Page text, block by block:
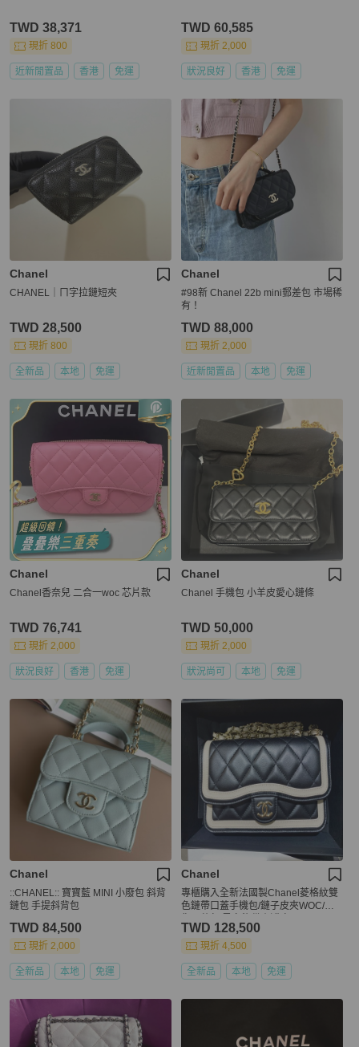
TWD 38,371
現折 800
近新閒置品 香港 免運
TWD 60,585
現折 2,000
狀況良好 香港 免運
Chanel
CHANEL｜ㄇ字拉鏈短夾
TWD 28,500
現折 800
全新品 本地 免運
Chanel
#98新 Chanel 22b mini郵差包 市場稀
有！
TWD 88,000
現折 2,000
近新閒置品 本地 免運
Chanel
Chanel香奈兒 二合一woc 芯片款
TWD 76,741
現折 2,000
狀況良好 香港 免運
Chanel
Chanel 手機包 小羊皮愛心鏈條
TWD 50,000
現折 2,000
狀況尚可 本地 免運
Chanel
::CHANEL:: 寶寶藍 MINI 小廢包 斜背
鏈包 手提斜背包
TWD 84,500
現折 2,000
全新品 本地 免運
Chanel
專櫃購入全新法國製Chanel菱格紋雙
色鏈帶口蓋手機包/鏈子皮夾WOC/迷
TWD 128,500
現折 4,500
全新品 本地 免運